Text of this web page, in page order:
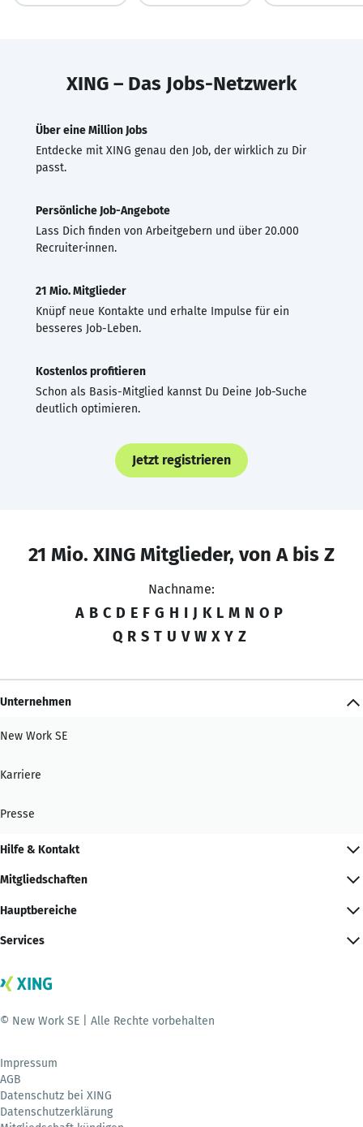
XING – Das Jobs-Netzwerk
Über eine Million Jobs
Entdecke mit XING genau den Job, der wirklich zu Dir
passt.
Persönliche Job-Angebote
Lass Dich finden von Arbeitgebern und über 20.000
Recruiter·innen.
21 Mio. Mitglieder
Knüpf neue Kontakte und erhalte Impulse für ein
besseres Job-Leben.
Kostenlos profitieren
Schon als Basis-Mitglied kannst Du Deine Job-Suche
deutlich optimieren.
Jetzt registrieren
21 Mio. XING Mitglieder, von A bis Z
Nachname:
A B C D E F G H I J K L M N O P
Q R S T U V W X Y Z
Unternehmen
New Work SE
Karriere
Presse
Hilfe & Kontakt
Mitgliedschaften
Hauptbereiche
Services
© New Work SE | Alle Rechte vorbehalten
Impressum
AGB
Datenschutz bei XING
Datenschutzerklärung